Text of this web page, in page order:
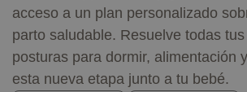
acceso a un plan personalizado
parto saludable. Resuelve todas
posturas para dormir, alimentación
esta nueva etapa junto a tu bebé.